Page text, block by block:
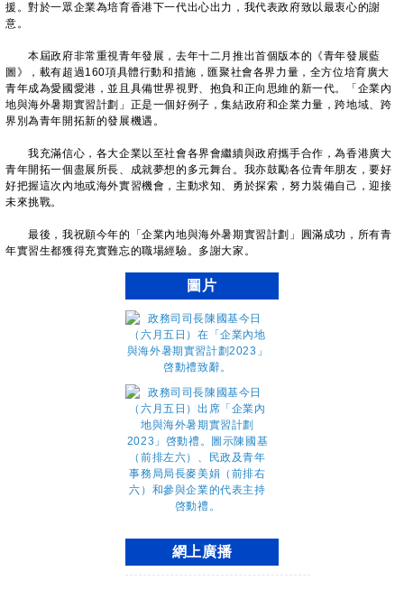
援。對於一眾企業為培育香港下一代出心出力，我代表政府致以最衷心的謝
意。
本屆政府非常重視青年發展，去年十二月推出首個版本的《青年發展藍
圖》，載有超過160項具體行動和措施，匯聚社會各界力量，全方位培育廣大
青年成為愛國愛港，並且具備世界視野、抱負和正向思維的新一代。「企業內
地與海外暑期實習計劃」正是一個好例子，集結政府和企業力量，跨地域、跨
界別為青年開拓新的發展機遇。
我充滿信心，各大企業以至社會各界會繼續與政府攜手合作，為香港廣大
青年開拓一個盡展所長、成就夢想的多元舞台。我亦鼓勵各位青年朋友，要好
好把握這次內地或海外實習機會，主動求知、勇於探索，努力裝備自己，迎接
未來挑戰。
最後，我祝願今年的「企業內地與海外暑期實習計劃」圓滿成功，所有青
年實習生都獲得充實難忘的職場經驗。多謝大家。
圖片
網上廣播